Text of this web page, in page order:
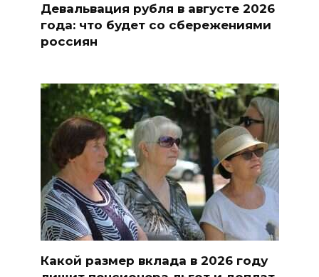
Девальвация рубля в августе 2026
года: что будет со сбережениями
россиян
Какой размер вклада в 2026 году